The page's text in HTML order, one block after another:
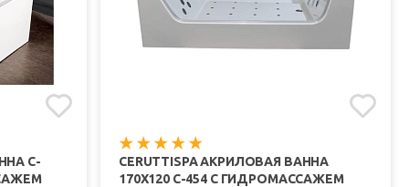
C-
CERUTTISPA АКРИЛОВАЯ ВАННА
170X120 C-454 С ГИДРОМАССАЖЕМ